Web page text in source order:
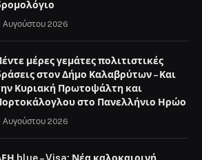
Αυγούστου 2026
μέρες γεμάτες πολιτιστικές
στον Δήμο Καλαβρύτων – Και
Κυριακή Πρωτοψάλτη και
στο Πανελλήνιο Ηρώο
Αυγούστου 2026
blue – Visa: Νέα καλοκαιρινή